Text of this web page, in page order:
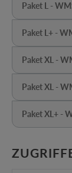
Paket L -
(Diese Option
Paket L+ -
(Diese Option
Paket XL -
(Diese Option
Paket XL -
(Diese Option
Paket XL+ -
(Diese Option